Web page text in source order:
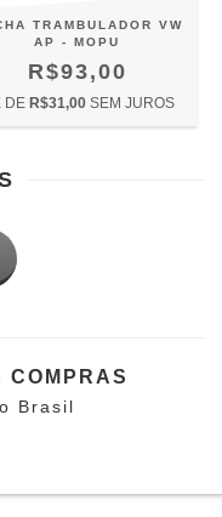
TRAMBULADOR VW
AP - MOPU
R$93,00
DE R$31,00 SEM JUROS
COMPRAS
Brasil